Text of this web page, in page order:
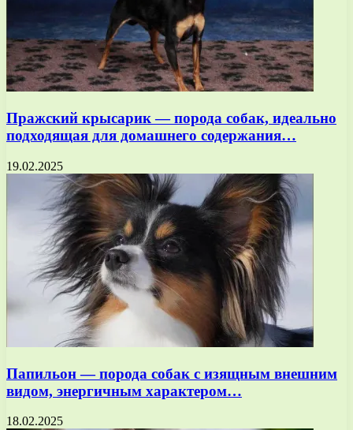
Пражский крысарик — порода собак, идеально
подходящая для домашнего содержания…
19.02.2025
Папильон — порода собак с изящным внешним
видом, энергичным характером…
18.02.2025